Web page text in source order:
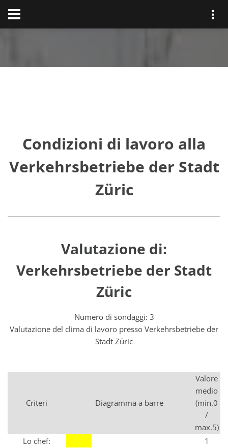
Condizioni di lavoro alla
Verkehrsbetriebe der Stadt
Züric
Valutazione di:
Verkehrsbetriebe der Stadt
Züric
Numero di sondaggi: 3
Valutazione del clima di lavoro presso Verkehrsbetriebe der
Stadt Züric
Criteri Diagramma a barre
Valore
medio
(min.0
/
max.5)
Lo chef:
1